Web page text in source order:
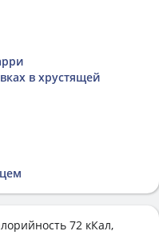
в хрустящей
72 кКал,